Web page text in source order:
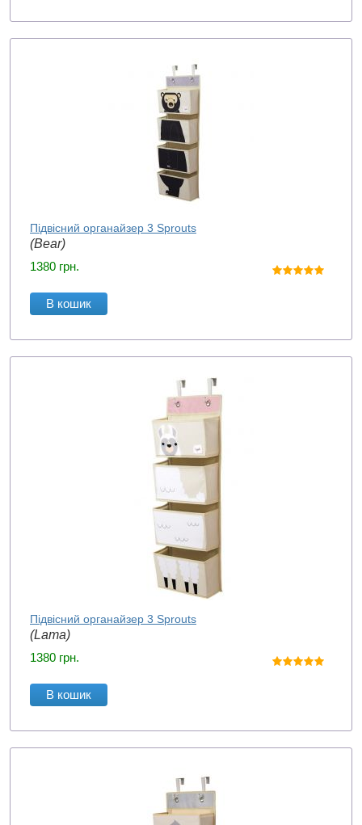
Підвісний органайзер 3 Sprouts
(Bear)
1380 грн.
В кошик
Підвісний органайзер 3 Sprouts
(Lama)
1380 грн.
В кошик